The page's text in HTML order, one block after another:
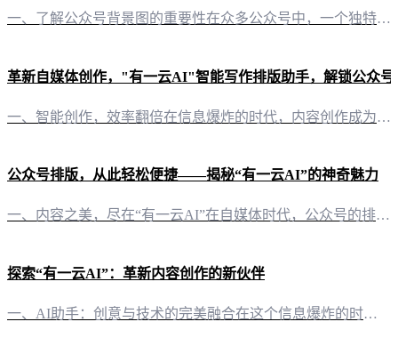
一、了解公众号背景图的重要性在众多公众号中，一个独特的背景图能迅速吸引读者的眼球，传递品牌形象，提升用户体验。正确的背景图设计不仅能够强化公众号的品牌认知，还能在视觉上给予读者舒适的阅读体验。 二、选择合适的工具 2.1 有一云AI：AI智能写作+排版软件“有一云AI”是一款创新型AI智能写作+排版软件，它不仅能帮助你轻松完成公众号文章的撰写，还能提供专业的背景图设计服务。 2.2 其他设计工具
革新自媒体创作，"有一云AI"智能写作排版助手，解锁公众号
一、智能创作，效率翻倍在信息爆炸的时代，内容创作成为自媒体人的核心竞争力。而“有一云AI”作为一款创新型AI智能写作+排版软件，以其卓越的智能技术服务，为自媒体创作者带来了前所未有的创作体验。借助“有一云AI”的强大功能，创作者可以轻松实现大部分创作需求的自动化，让灵感与效率同行。 二、千款模板，排版随心所欲内容排版，是展示文章魅力的关键。在“有一云AI”中，你将拥有数千款装修皮肤可供选择，包括
公众号排版，从此轻松便捷——揭秘“有一云AI”的神奇魅力
一、内容之美，尽在“有一云AI”在自媒体时代，公众号的排版对内容的呈现至关重要。一篇内容丰富、排版精美的文章，往往能吸引更多读者的目光。而“有一云AI”，这款创新型AI智能写作+排版软件，正是为了满足这一需求而生。 二、排版随心所欲，千款皮肤任你挑选“有一云AI”在内容排版方面，提供了包含标题、内容、图文、分隔、引导五大类数千款装修皮肤。无论是简约大气，还是清新活泼，亦或是高端商务，你都能在这里
探索“有一云AI”：革新内容创作的新伙伴
一、AI助手：创意与技术的完美融合在这个信息爆炸的时代，内容创作已成为自媒体创作者们的重要课题。而“有一云AI”的出现，无疑为这一领域带来了革命性的变化。这款创新型AI智能写作+排版软件，不仅极大地提升了创作效率，更为内容创作者们带来了前所未有的便利。 二、排版艺术：千款皮肤，千种风格在内容排版方面，“有一云AI”提供了数千款装修皮肤，涵盖了标题、内容、图文、分隔、引导等五大类别。无论是追求简洁